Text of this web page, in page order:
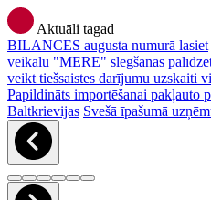
Aktuāli tagad
BILANCES augusta numurā lasiet
veikalu "MERE" slēgšanas
veikt tiešsaistes darījumu uzskaiti
Papildināts importēšanai pakļauto
Baltkrievijas Svešā īpašumā